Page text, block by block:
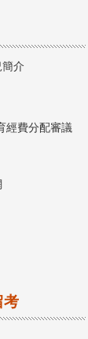
介
經費分配審議
考